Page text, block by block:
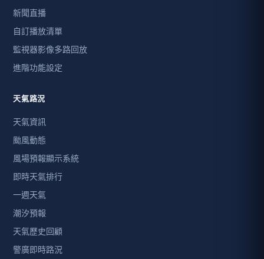
新聞直播
自訂播放清單
監視器影像多路回放
進階功能設定
天氣路況
天氣資訊
颱風動態
風場預報顯示系統
即時天氣排行
一週天氣
潮汐預報
天氣歷史回顧
警廣即時路況